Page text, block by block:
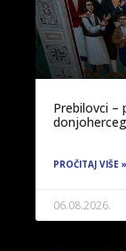
Prebilovci –
PROČITAJ VIŠE »
06.08.2026.